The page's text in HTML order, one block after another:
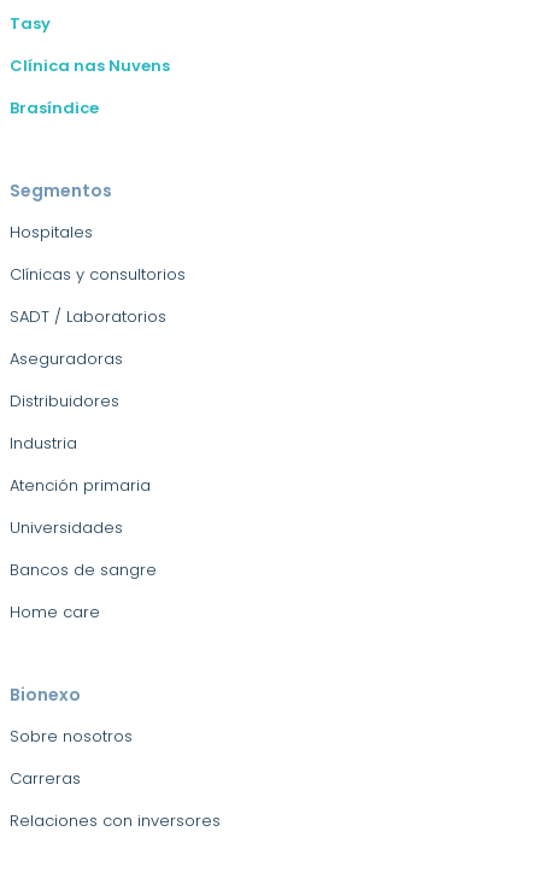
Tasy
Clínica nas Nuvens
Brasíndice
Segmentos
Hospitales
Clínicas y consultorios
SADT / Laboratorios
Aseguradoras
Distribuidores
Industria
Atención primaria
Universidades
Bancos de sangre
Home care
Bionexo
Sobre nosotros
Carreras
Relaciones con inversores